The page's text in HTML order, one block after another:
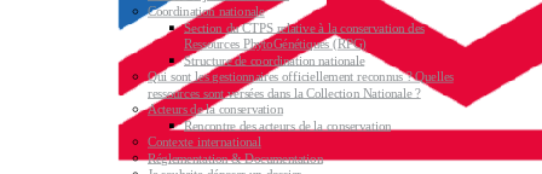
Coordination nationale
Section du CTPS relative à la conservation des
Ressources PhytoGénétiques (RPG)
Structure de coordination nationale
Qui sont les gestionnaires officiellement reconnus ? Quelles
ressources sont versées dans la Collection Nationale ?
Acteurs de la conservation
Rencontre des acteurs de la conservation
Contexte international
Réglementation & Documentation